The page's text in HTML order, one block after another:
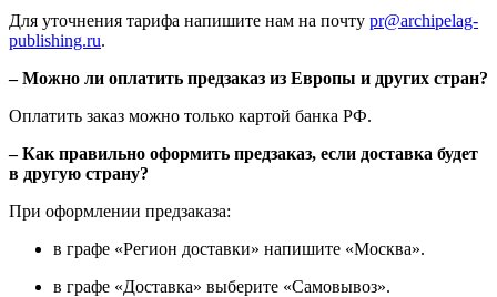
Для уточнения тарифа напишите нам на почту pr@archipelag-
publishing.ru.
– Можно ли оплатить предзаказ из Европы и других стран?
Оплатить заказ можно только картой банка РФ.
– Как правильно оформить предзаказ, если доставка будет
в другую страну?
При оформлении предзаказа:
в графе «Регион доставки» напишите «Москва».
в графе «Доставка» выберите «Самовывоз».